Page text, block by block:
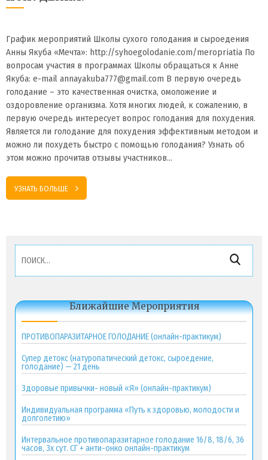
График мероприятий Школы сухого голодания и сыроедения
Анны Якуба «Мечта»: http://syhoegolodanie.com/meropriatia По
вопросам участия в программах Школы обращаться к Анне
Якуба: e-mail annayakuba777@gmail.com В первую очередь
голодание – это качественная очистка, омоложение и
оздоровление организма. Хотя многих людей, к сожалению, в
первую очередь интересует вопрос голодания для похудения.
Является ли голодание для похудения эффективным методом и
можно ли похудеть быстро с помощью голодания? Узнать об
этом можно прочитав отзывы участников…
УЗНАТЬ БОЛЬШЕ
Найти:
Ближайшие Мероприятия
ПРОТИВОПАРАЗИТАРНОЕ ГОЛОДАНИЕ (онлайн-практикум)
Супер детокс (натуропатический детокс, сыроедение,
голодание) — 21 день
Здоровые привычки- новый «Я» (онлайн-практикум)
Индивидуальная программа «Путь к здоровью, молодости и
долголетию»
Интервальное противопаразитарное голодание 16/8, 18/6, 36
часов, 3х сут. СГ + анти-онко онлайн-практикум